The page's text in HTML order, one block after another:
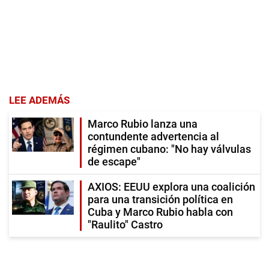
LEE ADEMÁS
Marco Rubio lanza una
contundente advertencia al
régimen cubano: "No hay válvulas
de escape"
AXIOS: EEUU explora una coalición
para una transición política en
Cuba y Marco Rubio habla con
"Raulito" Castro